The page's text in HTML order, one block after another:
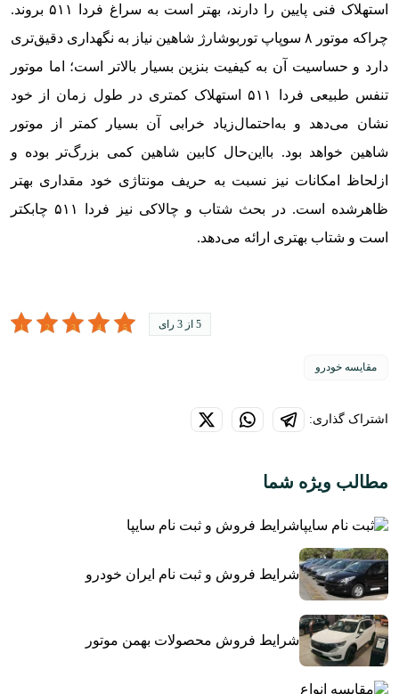
استهلاک فنی پایین را دارند، بهتر است به سراغ فردا ۵۱۱ بروند.
چراکه موتور ۸ سوپاپ توربوشارژ شاهین نیاز به نگهداری دقیق‌تری
دارد و حساسیت آن به کیفیت بنزین بسیار بالاتر است؛ اما موتور
تنفس طبیعی فردا ۵۱۱ استهلاک کمتری در طول زمان از خود
نشان می‌دهد و به‌احتمال‌زیاد خرابی آن بسیار کمتر از موتور
شاهین خواهد بود. بااین‌حال کابین شاهین کمی بزرگ‌تر بوده و
ازلحاظ امکانات نیز نسبت به حریف مونتاژی خود مقداری بهتر
ظاهرشده است. در بحث شتاب و چالاکی نیز فردا ۵۱۱ چابکتر
است و شتاب بهتری ارائه می‌دهد.
5 از 3 رای
مقایسه خودرو
اشتراک گذاری:
مطالب ویژه شما
شرایط فروش و ثبت نام سایپا
شرایط فروش و ثبت نام ایران خودرو
شرایط فروش محصولات بهمن موتور